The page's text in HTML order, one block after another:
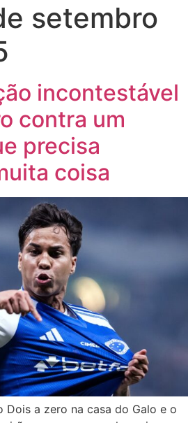
setembro
incontestável
contra um
precisa
coisa
Dois a zero na casa do Galo e o